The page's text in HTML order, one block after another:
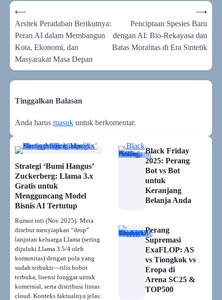
Navigasi
pos
⟵
Arsitek Peradaban Berikutnya:
Peran AI dalam Membangun
Kota, Ekonomi, dan
Masyarakat Masa Depan
Penciptaan Spesies Baru
dengan AI: Bio-Rekayasa dan
Batas Moralitas di Era Sintetik
⟶
Tinggalkan Balasan
Anda harus masuk untuk berkomentar.
Strategi ‘Bumi Hangus’
Zuckerberg: Llama 3.x
Gratis untuk
Mengguncang Model
Bisnis AI Tertutup
Rumor inti (Nov 2025): Meta
disebut menyiapkan “drop”
lanjutan keluarga Llama (sering
dijuluki Llama 3.5/4 oleh
komunitas) dengan pola yang
sudah terbukti—rilis bobot
terbuka, lisensi longgar untuk
komersial, serta distribusi lintas
cloud. Konteks faktualnya jelas:
Black Friday
2025: Perang
Bot vs Bot
untuk
Keranjang
Belanja Anda
Perang
Supremasi
ExaFLOP: AS
vs Tiongkok vs
Eropa di
Arena SC25 &
TOP500